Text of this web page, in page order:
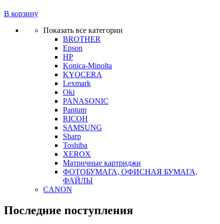
В корзину
Показать все категории
BROTHER
Epson
HP
Konica-Minolta
KYOCERA
Lexmark
Oki
PANASONIC
Pantum
RICOH
SAMSUNG
Sharp
Toshiba
XEROX
Матричные картриджи
ФОТОБУМАГА, ОФИСНАЯ БУМАГА,
ФАЙЛЫ
CANON
Последние поступления